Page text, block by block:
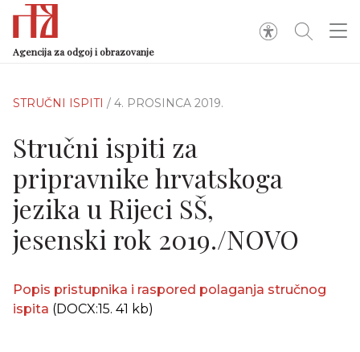
Agencija za odgoj i obrazovanje
STRUČNI ISPITI / 4. PROSINCA 2019.
Stručni ispiti za
pripravnike hrvatskoga
jezika u Rijeci SŠ,
jesenski rok 2019./NOVO
Popis pristupnika i raspored polaganja stručnog
ispita (DOCX:15. 41 kb)